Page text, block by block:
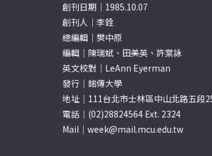
創刊日期｜1985.10.07
創刊人｜李銓
總編輯｜樊中原
編輯｜陳瑞斌、田美英、許棠詠
英文校對｜LeAnn Eyerman
發行｜銘傳大學
地址｜111台北市士林區中山北路五段
電話｜(02)28824564 Ext. 2324
Mail｜ week@mail.mcu.edu.tw